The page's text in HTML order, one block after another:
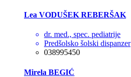
Lea VODUŠEK REBERŠAK
dr. med., spec. pediatrije
Predšolsko šolski dispanzer
038995450
Mirela BEGIĆ